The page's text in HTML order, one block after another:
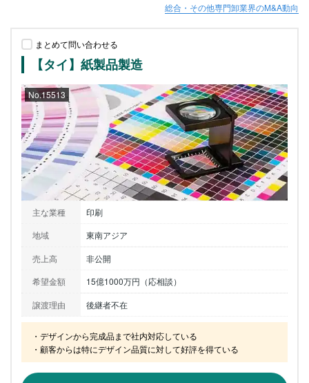
総合・その他専門卸業界のM&A動向
まとめて問い合わせる
【タイ】紙製品製造
No.15513
主な業種
印刷
地域
東南アジア
売上高
非公開
希望金額
15億1000万円（応相談）
譲渡理由
後継者不在
・デザインから完成品まで社内対応している
・顧客からは特にデザイン品質に対して好評を得ている